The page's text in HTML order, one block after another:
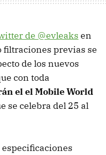
de @evleaks en
filtraciones previas se
de los nuevos
con toda
el el Mobile World
se celebra del 25 al